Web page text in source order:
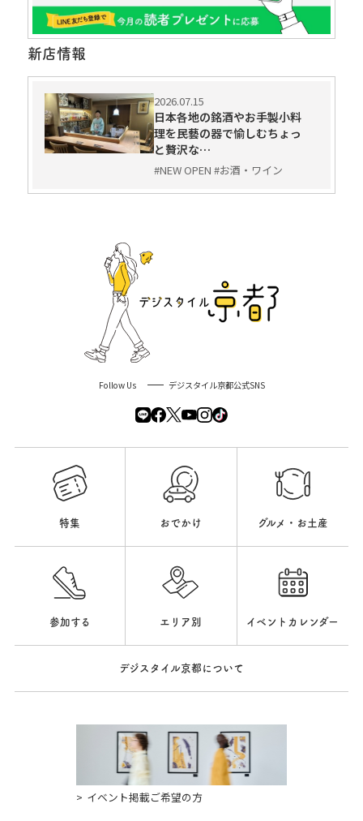
新店情報
2026.07.15
日本各地の銘酒やお手製小料
理を民藝の器で愉しむちょっ
と贅沢な…
#NEW OPEN #お酒・ワイン
Follow Us デジスタイル京都公式SNS
特集 おでかけ グルメ・お土産
参加する エリア別 イベントカレンダー
デジスタイル京都について
イベント掲載ご希望の方